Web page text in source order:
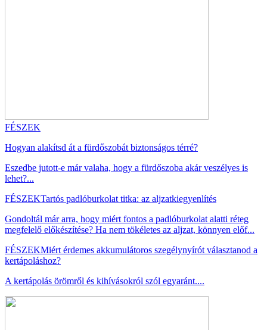
FÉSZEK
Hogyan alakítsd át a fürdőszobát biztonságos térré?
Eszedbe jutott-e már valaha, hogy a fürdőszoba akár veszélyes is
lehet?...
FÉSZEKTartós padlóburkolat titka: az aljzatkiegyenlítés
Gondoltál már arra, hogy miért fontos a padlóburkolat alatti réteg
megfelelő előkészítése? Ha nem tökéletes az aljzat, könnyen előf...
FÉSZEKMiért érdemes akkumulátoros szegélynyírót választanod a
kertápoláshoz?
A kertápolás örömről és kihívásokról szól egyaránt....